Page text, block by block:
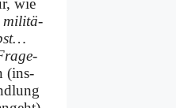
wie
mi­li­tä­
(ins­